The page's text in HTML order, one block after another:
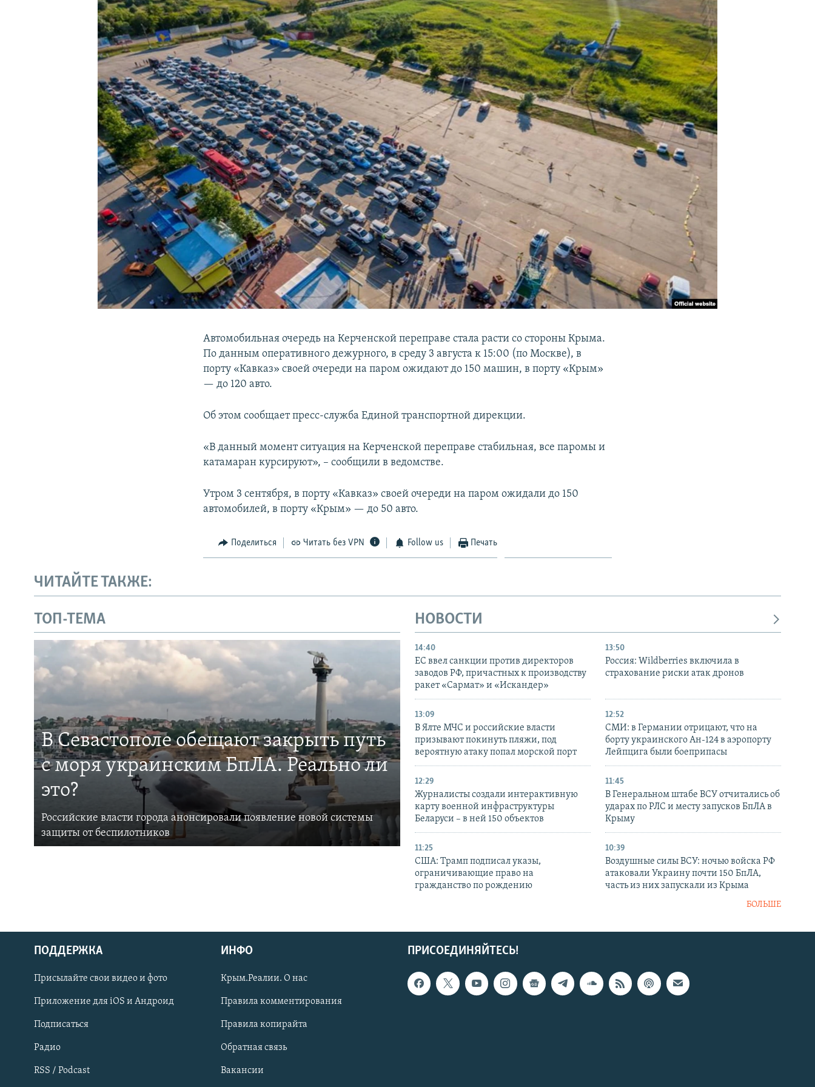
КРЫМ.НЕПОКОРЕННЫЙ
УКРАИНСКАЯ ПРОБЛЕМА КРЫМА
Українською
Qırımtatar
ПРИСОЕДИНЯЙТЕСЬ!
Автомобильная очередь на Керченской переправе стала расти со стороны Крыма.
По данным оперативного дежурного, в среду 3 августа к 15:00 (по Москве), в
порту «Кавказ» своей очереди на паром ожидают до 150 машин, в порту «Крым»
— до 120 авто.
Об этом сообщает пресс-служба Единой транспортной дирекции.
«В данный момент ситуация на Керченской переправе стабильная, все паромы и
катамаран курсируют», – сообщили в ведомстве.
Утром 3 сентября, в порту «Кавказ» своей очереди на паром ожидали до 150
автомобилей, в порту «Крым» — до 50 авто.
Поделиться Читать без VPN Follow us Печать
ЧИТАЙТЕ ТАКЖЕ:
ТОП-ТЕМА
В Севастополе обещают закрыть путь
с моря украинским БпЛА. Реально ли
это?
Российские власти города анонсировали появление новой системы
защиты от беспилотников
НОВОСТИ
14:40
ЕС ввел санкции против директоров
заводов РФ, причастных к производству
ракет «Сармат» и «Искандер»
13:50
Россия: Wildberries включила в
страхование риски атак дронов
13:09
В Ялте МЧС и российские власти
призывают покинуть пляжи, под
вероятную атаку попал морской порт
12:52
СМИ: в Германии отрицают, что на
борту украинского Ан-124 в аэропорту
Лейпцига были боеприпасы
12:29
Журналисты создали интерактивную
карту военной инфраструктуры
Беларуси – в ней 150 объектов
11:45
В Генеральном штабе ВСУ отчитались об
ударах по РЛС и месту запусков БпЛА в
Крыму
11:25
США: Трамп подписал указы,
ограничивающие право на
гражданство по рождению
10:39
Воздушные силы ВСУ: ночью войска РФ
атаковали Украину почти 150 БпЛА,
часть из них запускали из Крыма
БОЛЬШЕ
ПРИСОЕДИНЯЙТЕСЬ!
ПОДДЕРЖКА
Присылайте свои видео и фото
Приложение для iOS и Андроид
Подписаться
Радио
RSS / Podcast
ИНФО
Крым.Реалии. О нас
Правила комментирования
Правила копирайта
Обратная связь
Вакансии